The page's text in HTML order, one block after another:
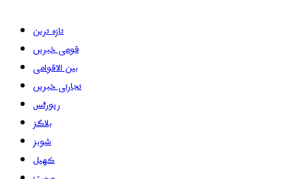
تازہ ترین
قومی خبریں
بین الاقوامی
تجارتی خبریں
رپورٹس
بلاگز
شوبز
کھیل